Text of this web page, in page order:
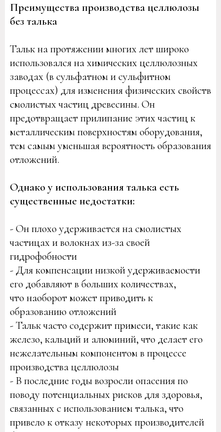
Преимущества производства целлюлозы
без талька
Тальк на протяжении многих лет широко
использовался на химических целлюлозных
заводах (в сульфатном и сульфитном
процессах) для изменения физических свойств
смолистых частиц древесины. Он
предотвращает прилипание этих частиц к
металлическим поверхностям оборудования,
тем самым уменьшая вероятность образования
отложений.
Однако у использования талька есть
существенные недостатки:
- Он плохо удерживается на смолистых
частицах и волокнах из-за своей
гидрофобности
- Для компенсации низкой удерживаемости
его добавляют в больших количествах,
что наоборот может приводить к
образованию отложений
- Тальк часто содержит примеси, такие как
железо, кальций и алюминий, что делает его
нежелательным компонентом в процессе
производства целлюлозы
- В последние годы возросли опасения по
поводу потенциальных рисков для здоровья,
связанных с использованием талька, что
привело к отказу некоторых производителей